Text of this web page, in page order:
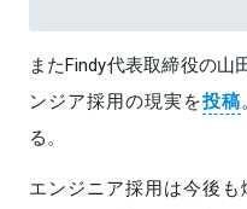
またFindy代表取締役の
ンジア採用の現実を投稿
る。
エンジニア採用は今後